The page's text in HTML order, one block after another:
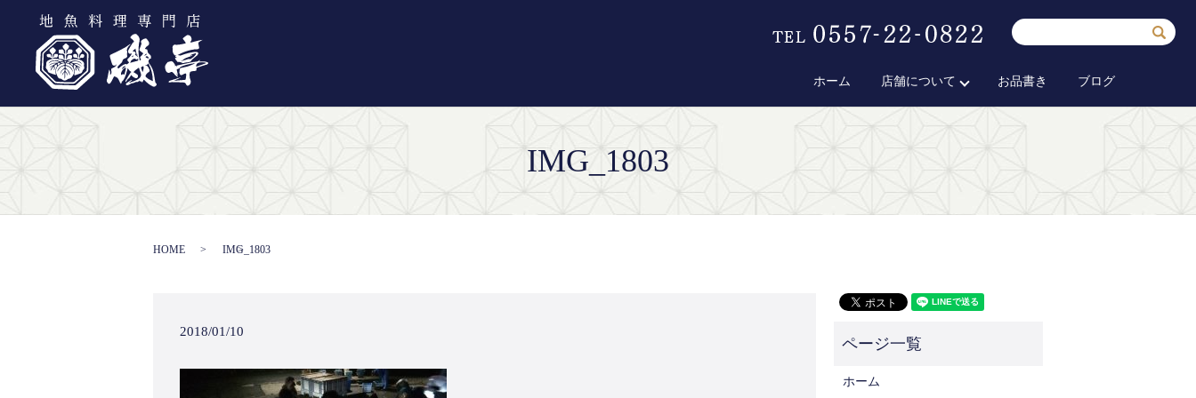
ホーム 店舗について お品書き ブログ
IMG_1803
HOME IMG_1803
2018/01/10
ホーム